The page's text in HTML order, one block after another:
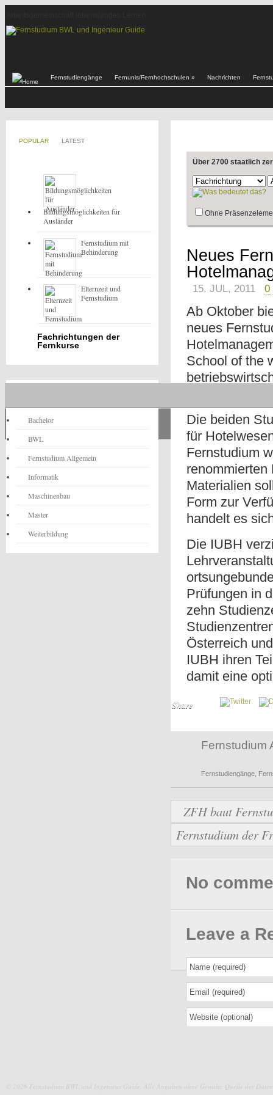
Fernstudiengänge Fernunis/Fernhochschulen » Nachrichten
Über 2700 staatlich
Ohne
Neues
15. JUL, 2011 0
Ab Oktober
neues
School of the
Die beiden
für
Fernstudium
renommierten
Materialien
Form zur
handelt es
Die IUBH
Prüfungen in
zehn
Österreich
IUBH ihren
damit eine
Share
Fernstudium
Fernstudiengänge
ZFH baut
Fernstudium der
No
Leave a
POPULAR LATEST
Bildungsmöglichkeiten für
Ausländer
Fernstudium mit
Behinderung
Elternzeit und
Fernstudium
Fachrichtungen der
Fernkurse
Bachelor
BWL
Fernstudium Allgemein
Informatik
Maschinenbau
Master
Weiterbildung
© 2026 Fernstudium BWL und Ingenieur Guide. Alle Angaben ohne Gewähr. Quelle der